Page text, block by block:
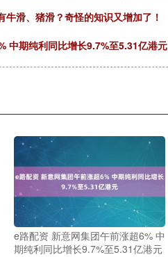
滑、猪滑？奇怪的知识又增加了！
中期纯利同比增长9.7%至5.31亿港元
e路配资 新意网集团午前涨超6% 中
期纯利同比增长9.7%至5.31亿港元